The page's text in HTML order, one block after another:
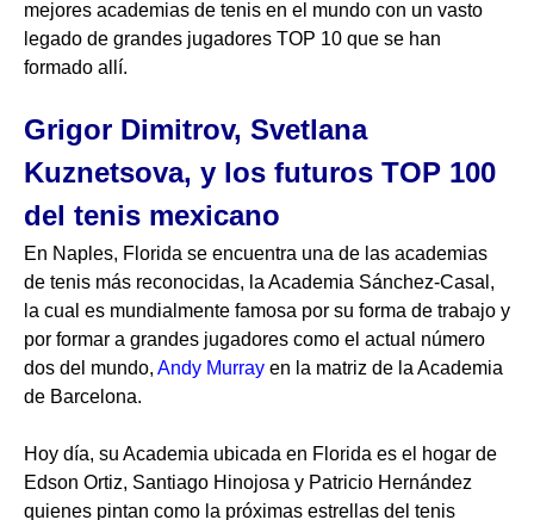
mejores academias de tenis en el mundo con un vasto
legado de grandes jugadores TOP 10 que se han
formado allí.
Grigor Dimitrov, Svetlana
Kuznetsova, y los futuros TOP 100
del tenis mexicano
En Naples, Florida se encuentra una de las academias
de tenis más reconocidas, la Academia Sánchez-Casal,
la cual es mundialmente famosa por su forma de trabajo y
por formar a grandes jugadores como el actual número
dos del mundo, Andy Murray en la matriz de la Academia
de Barcelona.
Hoy día, su Academia ubicada en Florida es el hogar de
Edson Ortiz, Santiago Hinojosa y Patricio Hernández
quienes pintan como la próximas estrellas del tenis